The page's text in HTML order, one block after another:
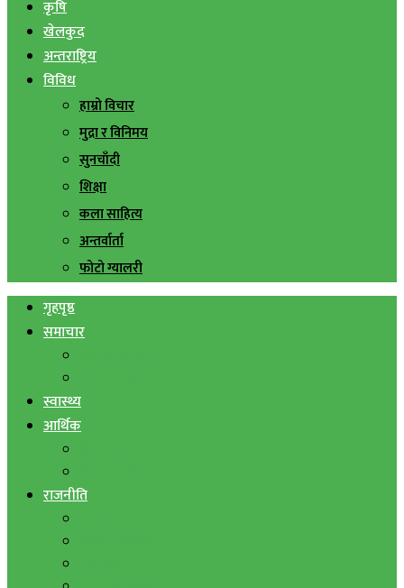
कृषि
खेलकुद
अन्तराष्ट्रिय
विविध
हाम्रो विचार
मुद्रा र विनिमय
सुनचाँदी
शिक्षा
कला साहित्य
अन्तर्वार्ता
फोटो ग्यालरी
गृहपृष्ठ
समाचार
स्वास्थ्य
आर्थिक
राजनीति